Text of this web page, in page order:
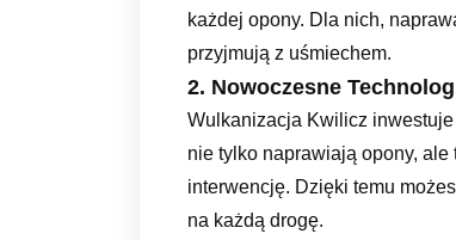
każdej opony. Dla nich,
przyjmują z uśmiechem.
2. Nowoczesne
Wulkanizacja Kwilicz
nie tylko naprawiają opony,
interwencję. Dzięki temu
na każdą drogę.